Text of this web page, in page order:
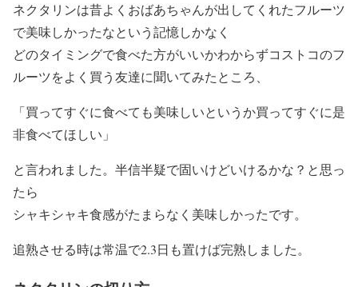
ネクタリンは昔よくおばあちゃんが出してくれたフルーツ
で美味しかったなという記憶しかなく
どのタイミングで食べた方がいいかわからずコストコのフ
ルーツをよく買う友達に聞いてみたところ、
「買ってすぐに食べても美味しいというか買ってすぐに是
非食べてほしい」
と言われました。半信半疑で固いけどいけるかな？と思っ
たら
シャキシャキ食感がたまらなく美味しかったです。
追熟させる時は常温で2.3日も置けば完熟しました。